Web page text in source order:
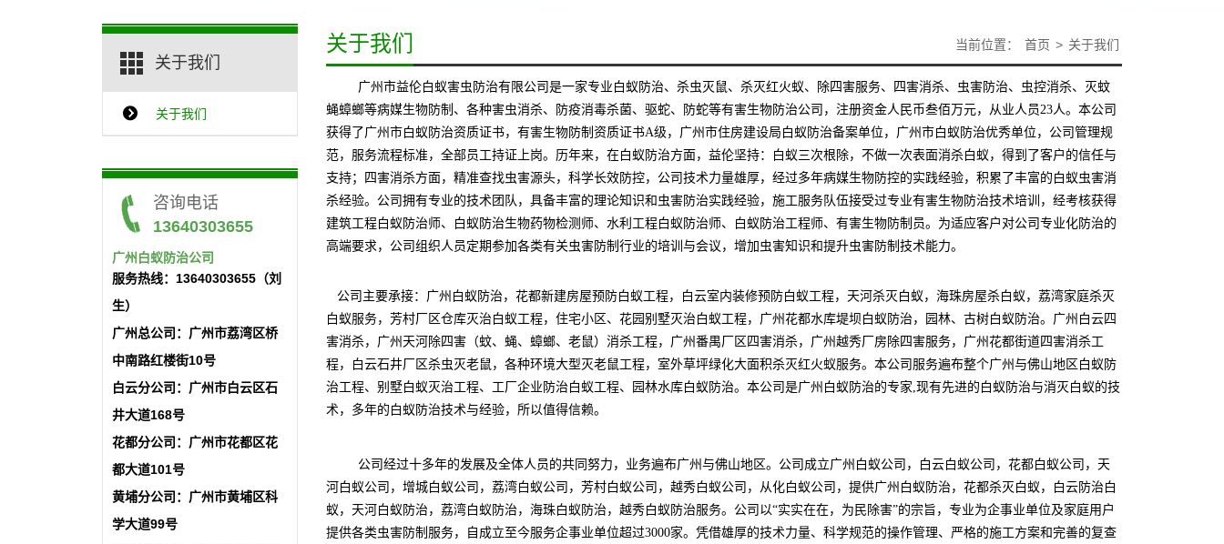
关于我们
{$ClassName_en}
关于我们
咨询电话
13640303655
广州白蚁防治公司
服务热线：13640303655（刘
生）
广州总公司：广州市荔湾区桥
中南路红楼街10号
白云分公司：广州市白云区石
井大道168号
花都分公司：广州市花都区花
都大道101号
黄埔分公司：广州市黄埔区科
学大道99号
关于我们 当前位置： 首页 > 关于我们
广州市益伦白蚁害虫防治有限公司是一家专业白蚁防治、杀虫灭鼠、杀灭红火蚁、除四害服务、四害消杀、虫害防治、虫控消杀、灭蚊
蝇蟑螂等病媒生物防制、各种害虫消杀、防疫消毒杀菌、驱蛇、防蛇等有害生物防治公司，注册资金人民币叁佰万元，从业人员23人。本公司
获得了广州市白蚁防治资质证书，有害生物防制资质证书A级，广州市住房建设局白蚁防治备案单位，广州市白蚁防治优秀单位，公司管理规
范，服务流程标准，全部员工持证上岗。历年来，在白蚁防治方面，益伦坚持：白蚁三次根除，不做一次表面消杀白蚁，得到了客户的信任与
支持；四害消杀方面，精准查找虫害源头，科学长效防控，公司技术力量雄厚，经过多年病媒生物防控的实践经验，积累了丰富的白蚁虫害消
杀经验。公司拥有专业的技术团队，具备丰富的理论知识和虫害防治实践经验，施工服务队伍接受过专业有害生物防治技术培训，经考核获得
建筑工程白蚁防治师、白蚁防治生物药物检测师、水利工程白蚁防治师、白蚁防治工程师、有害生物防制员。为适应客户对公司专业化防治的
高端要求，公司组织人员定期参加各类有关虫害防制行业的培训与会议，增加虫害知识和提升虫害防制技术能力。
公司主要承接：广州 白蚁防治，花都新建房屋预防白蚁工程，白云室内装修预防白蚁工程，天河杀灭白蚁，海珠房屋杀白蚁，荔湾家庭杀灭
白蚁服务，芳村厂区仓库灭治白蚁工程，住宅小区、花园别墅灭治白蚁工程，广州花都水库堤坝白蚁防治，园林、古树白蚁防治。广州白云四
害消杀，广州天河 除四害（蚊、蝇、蟑螂、老鼠）消杀工程，广州番禺厂区四害消杀，广州越秀厂房除四害服务，广州花都街道四害消杀工
程，白云石井厂区杀虫灭老鼠，各种环境大型灭老鼠工程， 室外草坪绿化大面积杀灭红火蚁服务。本公司服务遍布整个广州与佛山地区白蚁防
治工程、别墅白蚁灭治工程、工厂企业防治白蚁工程、园林水库白蚁防治。本公司是广州白蚁防治的专家,现有先进的白蚁防治与消灭白蚁的技
术，多年的白蚁防治技术与经验，所以值得信赖。
公司经过十多年的发展及全体人员的共同努力，业务遍布广州与佛山地区。公司成立广州白蚁公司，白云白蚁公司，花都白蚁公司，天
河白蚁公司，增城白蚁公司，荔湾白蚁公司，芳村白蚁公司，越秀白蚁公司，从化白蚁公司，提供广州白蚁防治，花都杀灭白蚁，白云防治白
蚁，天河白蚁防治，荔湾白蚁防治，海珠白蚁防治，越秀白蚁防治服务。 公司以“实实在在，为民除害”的宗旨，专业为企事业单位及家庭用户
提供各类虫害防制服务，自成立至今服务企事业单位超过3000家。凭借雄厚的技术力量、科学规范的操作管理、严格的施工方案和完善的复查